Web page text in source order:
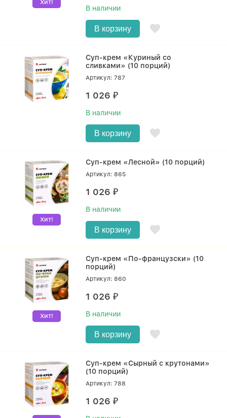
Хит!
В наличии
В корзину
Суп-крем «Куриный со
сливками» (10 порций)
Артикул: 787
1 026₽
В наличии
В корзину
Хит!
Суп-крем «Лесной» (10 порций)
Артикул: 865
1 026₽
В наличии
В корзину
Хит!
Суп-крем «По-французски» (10
порций)
Артикул: 860
1 026₽
В наличии
В корзину
Суп-крем «Сырный с крутонами»
(10 порций)
Артикул: 788
1 026₽